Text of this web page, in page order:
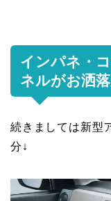
インパネ・
ネルがお洒
続きましては新型
分↓